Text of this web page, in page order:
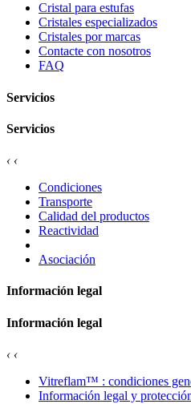
Cristal para estufas
Cristales especializados
Cristales por marcas
Contacte con nosotros
FAQ
Servicios
Servicios
‹ ‹
Condiciones
Transporte
Calidad del productos
Reactividad
Asociación
Información legal
Información legal
‹ ‹
Vitreflam™ : condiciones
Información legal y